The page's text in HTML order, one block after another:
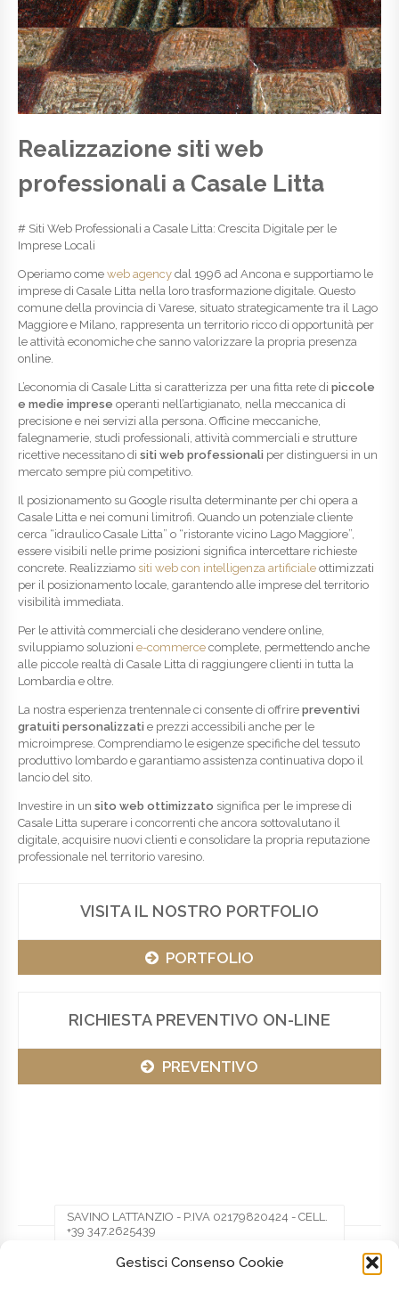
Gestisci Consenso Cookie
Realizzazione siti web
professionali a Casale Litta
# Siti Web Professionali a Casale Litta: Crescita Digitale per le
Imprese Locali
Operiamo come web agency dal 1996 ad Ancona e supportiamo le
imprese di Casale Litta nella loro trasformazione digitale. Questo
comune della provincia di Varese, situato strategicamente tra il Lago
Maggiore e Milano, rappresenta un territorio ricco di opportunità per
le attività economiche che sanno valorizzare la propria presenza
online.
L’economia di Casale Litta si caratterizza per una fitta rete di piccole
e medie imprese operanti nell’artigianato, nella meccanica di
precisione e nei servizi alla persona. Officine meccaniche,
falegnamerie, studi professionali, attività commerciali e strutture
ricettive necessitano di siti web professionali per distinguersi in un
mercato sempre più competitivo.
Il posizionamento su Google risulta determinante per chi opera a
Casale Litta e nei comuni limitrofi. Quando un potenziale cliente
cerca “idraulico Casale Litta” o “ristorante vicino Lago Maggiore”,
essere visibili nelle prime posizioni significa intercettare richieste
concrete. Realizziamo siti web con intelligenza artificiale ottimizzati
per il posizionamento locale, garantendo alle imprese del territorio
visibilità immediata.
Per le attività commerciali che desiderano vendere online,
sviluppiamo soluzioni e-commerce complete, permettendo anche
alle piccole realtà di Casale Litta di raggiungere clienti in tutta la
Lombardia e oltre.
La nostra esperienza trentennale ci consente di offrire preventivi
gratuiti personalizzati e prezzi accessibili anche per le
microimprese. Comprendiamo le esigenze specifiche del tessuto
produttivo lombardo e garantiamo assistenza continuativa dopo il
lancio del sito.
Investire in un sito web ottimizzato significa per le imprese di
Casale Litta superare i concorrenti che ancora sottovalutano il
digitale, acquisire nuovi clienti e consolidare la propria reputazione
professionale nel territorio varesino.
VISITA IL NOSTRO PORTFOLIO
PORTFOLIO
RICHIESTA PREVENTIVO ON-LINE
PREVENTIVO
SAVINO LATTANZIO - P.IVA 02179820424 - CELL.
+39 347.2625439